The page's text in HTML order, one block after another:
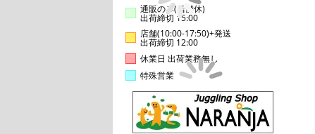
通販のみ(店舗休)
出荷締切 15:00
店舗(10:00-17:50)+発送
出荷締切 12:00
休業日 出荷業務無し
特殊営業